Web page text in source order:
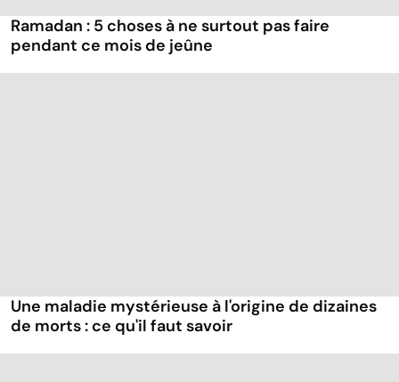
Ramadan : 5 choses à ne surtout pas faire
pendant ce mois de jeûne
Une maladie mystérieuse à l'origine de dizaines
de morts : ce qu'il faut savoir